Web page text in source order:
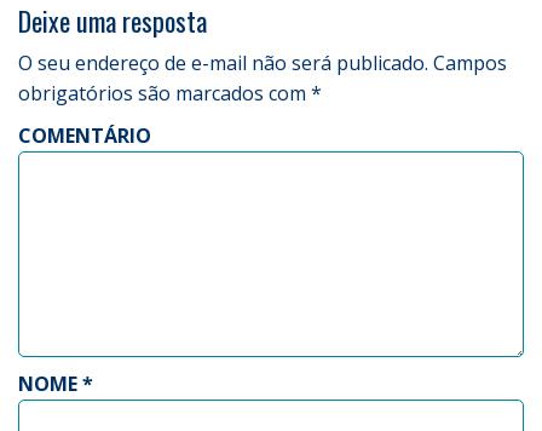
Deixe uma resposta
O seu endereço de e-mail não será publicado. Campos
obrigatórios são marcados com *
COMENTÁRIO
NOME*